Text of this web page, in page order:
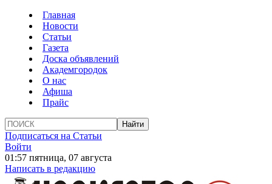
Главная
Новости
Статьи
Газета
Доска объявлений
Академгородок
О нас
Афиша
Прайс
Подписаться на Статьи
Войти
01:57 пятница, 07 августа
Написать в редакцию